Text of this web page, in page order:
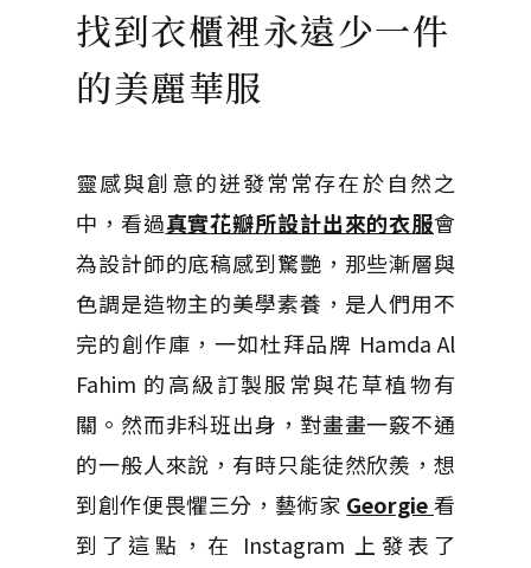
找到衣櫃裡永遠少一件
的美麗華服
靈感與創意的迸發常常存在於自然之
中，看過真實花瓣所設計出來的衣服會
為設計師的底稿感到驚艷，那些漸層與
色調是造物主的美學素養，是人們用不
完的創作庫，一如杜拜品牌 Hamda Al
Fahim 的高級訂製服常與花草植物有
關。然而非科班出身，對畫畫一竅不通
的一般人來說，有時只能徒然欣羨，想
到創作便畏懼三分，藝術家 Georgie看
到了這點，在 Instagram 上發表了